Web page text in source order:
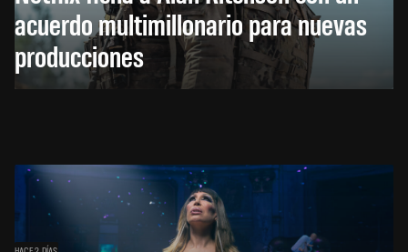
acuerdo multimillonario para nuevas
producciones